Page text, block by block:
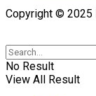
Copyright ©
No Result
View All Result